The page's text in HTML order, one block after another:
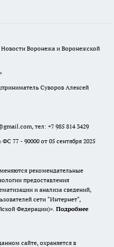
Воронежа и Воронежской
Суворов Алексей
тел: +7 985 814 3429
77 - 90000 от 05 сентября 2025
рекомендательные
предоставления
и анализа сведений,
сети "Интернет",
Федерации)». Подробнее
сайте, охраняется в